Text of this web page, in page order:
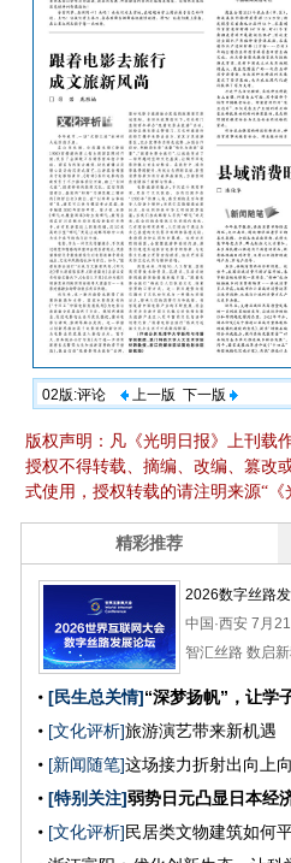
02版:评论 上一版 下一版
版权声明：凡《光明日报》上刊载
授权不得转载、摘编、改编、篡改
式使用，授权转载的请注明来源“《